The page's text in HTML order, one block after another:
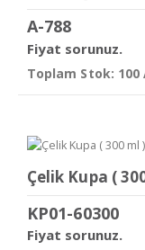
A-788
Fiyat sorunuz.
Toplam Stok: 100
Çelik Kupa (
KP01-60300
Fiyat sorunuz.